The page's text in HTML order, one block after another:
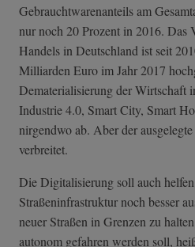
Gebrauchtwarenanteils am
nur noch 20 Prozent in 2016. Das
Handels in Deutschland ist seit
Milliarden Euro im Jahr 2017
Dematerialisierung der Wirtschaft
Industrie 4.0, Smart City, Smart
nirgendwo ab. Aber der
verbreitet.
Die Digitalisierung soll auch
Straßeninfrastruktur noch besser
neuer Straßen in Grenzen zu
autonom gefahren werden soll,